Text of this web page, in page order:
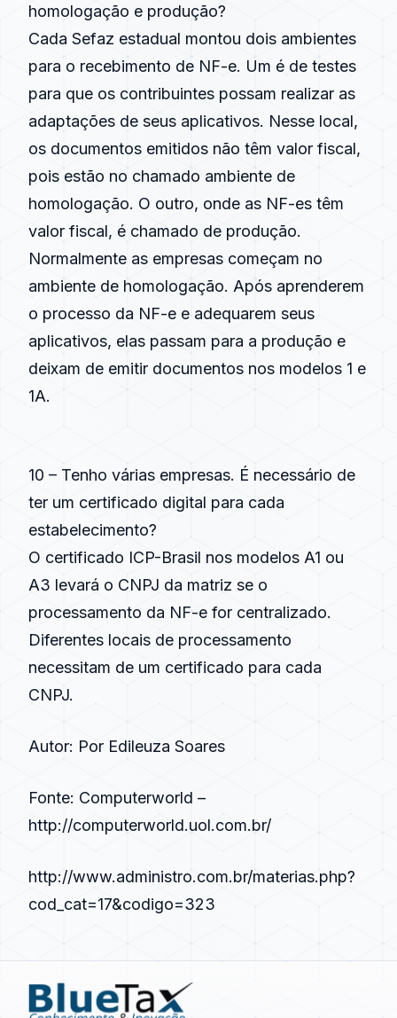
homologação e produção?
Cada Sefaz estadual montou dois ambientes
para o recebimento de NF-e. Um é de testes
para que os contribuintes possam realizar as
adaptações de seus aplicativos. Nesse local,
os documentos emitidos não têm valor fiscal,
pois estão no chamado ambiente de
homologação. O outro, onde as NF-es têm
valor fiscal, é chamado de produção.
Normalmente as empresas começam no
ambiente de homologação. Após aprenderem
o processo da NF-e e adequarem seus
aplicativos, elas passam para a produção e
deixam de emitir documentos nos modelos 1 e
1A.
10 – Tenho várias empresas. É necessário de
ter um certificado digital para cada
estabelecimento?
O certificado ICP-Brasil nos modelos A1 ou
A3 levará o CNPJ da matriz se o
processamento da NF-e for centralizado.
Diferentes locais de processamento
necessitam de um certificado para cada
CNPJ.
Autor: Por Edileuza Soares
Fonte: Computerworld –
http://computerworld.uol.com.br/
http://www.administro.com.br/materias.php?
cod_cat=17&codigo=323